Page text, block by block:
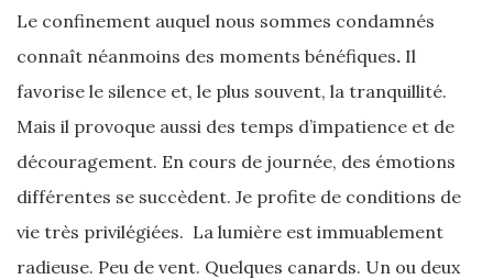
Le confinement auquel nous sommes condamnés
connaît néanmoins des moments bénéfiques. Il
favorise le silence et, le plus souvent, la tranquillité.
Mais il provoque aussi des temps d’impatience et de
découragement. En cours de journée, des émotions
différentes se succèdent. Je profite de conditions de
vie très privilégiées. La lumière est immuablement
radieuse. Peu de vent. Quelques canards. Un ou deux